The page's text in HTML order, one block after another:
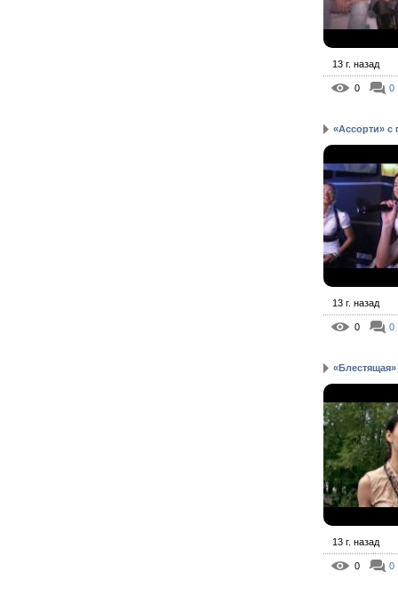
13 г. назад
0 0
«Ассорти» с
13 г. назад
0 0
13 г. назад
0 0